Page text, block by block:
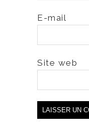
E-mail
Site web